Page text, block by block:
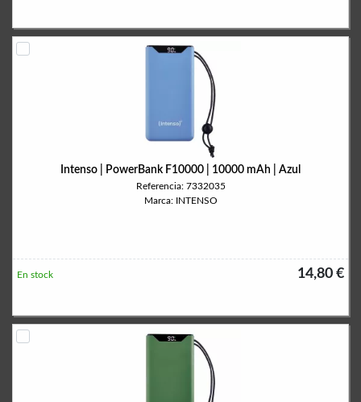
Intenso | PowerBank F10000 | 10000 mAh | Azul
Referencia: 7332035
Marca: INTENSO
14,80 €
En stock